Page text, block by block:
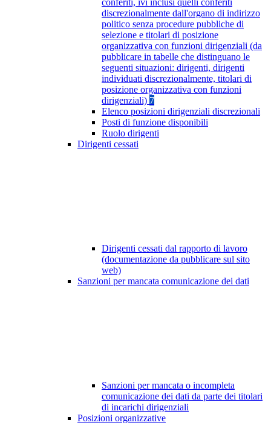
conferiti, ivi inclusi quelli conferiti
discrezionalmente dall'organo di indirizzo
politico senza procedure pubbliche di
selezione e titolari di posizione
organizzativa con funzioni dirigenziali (da
pubblicare in tabelle che distinguano le
seguenti situazioni: dirigenti, dirigenti
individuati discrezionalmente, titolari di
posizione organizzativa con funzioni
dirigenziali) 7
Elenco posizioni dirigenziali discrezionali
Posti di funzione disponibili
Ruolo dirigenti
Dirigenti cessati
Dirigenti cessati dal rapporto di lavoro
(documentazione da pubblicare sul sito
web)
Sanzioni per mancata comunicazione dei dati
Sanzioni per mancata o incompleta
comunicazione dei dati da parte dei titolari
di incarichi dirigenziali
Posizioni organizzative